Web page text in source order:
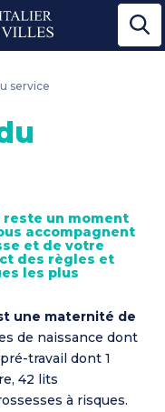
service
un moment
accompagnent
et de votre
des règles et
les plus
une maternité de
de naissance dont
travail dont 1
42 lits
à risques.